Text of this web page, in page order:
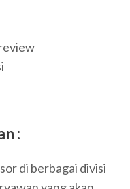
:
di berbagai divisi